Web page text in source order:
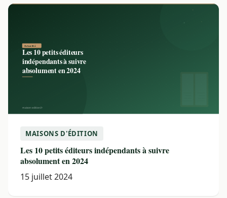
MAISONS D'ÉDITION
Les 10 petits éditeurs indépendants à suivre
absolument en 2024
15 juillet 2024